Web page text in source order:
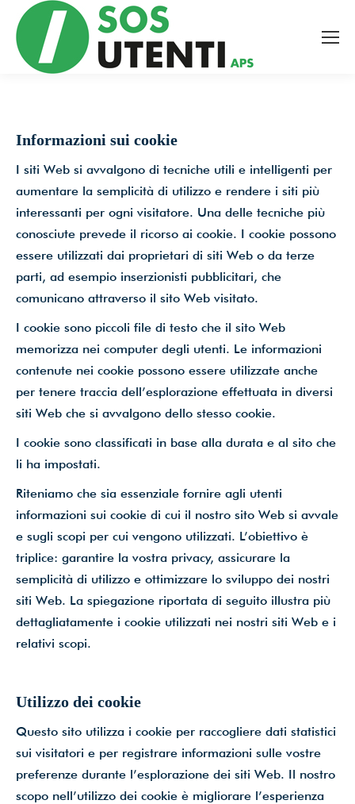
Informazioni sui cookie
I siti Web si avvalgono di tecniche utili e intelligenti per
aumentare la semplicità di utilizzo e rendere i siti più
interessanti per ogni visitatore. Una delle tecniche più
conosciute prevede il ricorso ai cookie. I cookie possono
essere utilizzati dai proprietari di siti Web o da terze
parti, ad esempio inserzionisti pubblicitari, che
comunicano attraverso il sito Web visitato.
I cookie sono piccoli file di testo che il sito Web
memorizza nei computer degli utenti. Le informazioni
contenute nei cookie possono essere utilizzate anche
per tenere traccia dell’esplorazione effettuata in diversi
siti Web che si avvalgono dello stesso cookie.
I cookie sono classificati in base alla durata e al sito che
li ha impostati.
Riteniamo che sia essenziale fornire agli utenti
informazioni sui cookie di cui il nostro sito Web si avvale
e sugli scopi per cui vengono utilizzati. L’obiettivo è
triplice: garantire la vostra privacy, assicurare la
semplicità di utilizzo e ottimizzare lo sviluppo dei nostri
siti Web. La spiegazione riportata di seguito illustra più
dettagliatamente i cookie utilizzati nei nostri siti Web e i
relativi scopi.
Utilizzo dei cookie
Questo sito utilizza i cookie per raccogliere dati statistici
sui visitatori e per registrare informazioni sulle vostre
preferenze durante l’esplorazione dei siti Web. Il nostro
scopo nell’utilizzo dei cookie è migliorare l’esperienza
Tutte le novità dal mondo
della tutela bancaria,
portata di mano!
Facciamo valere, insieme,
il potere dell’informazione.
Email *
Accetto le condizioni per il trattamento dei
dati*
Iscriviti ora!
Powered byARForms(Unlicensed)